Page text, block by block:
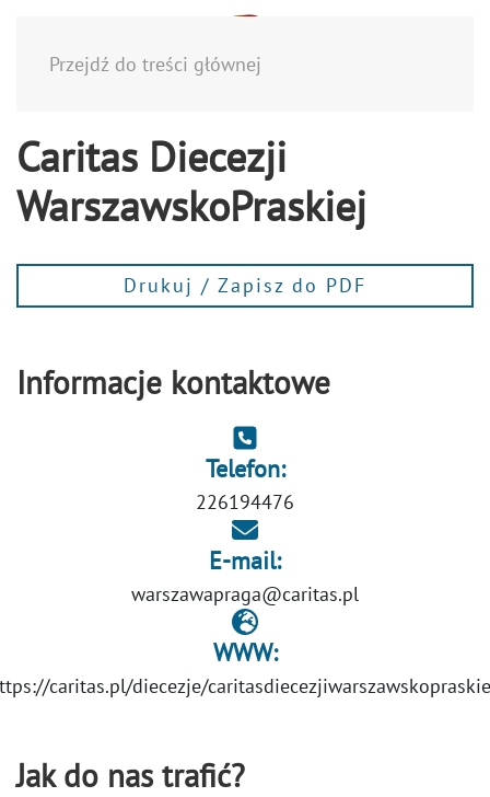
Przejdź do treści głównej
Caritas Diecezji
WarszawskoPraskiej
Drukuj / Zapisz do PDF
Informacje kontaktowe
Telefon:
226194476
E-mail:
warszawapraga@caritas.pl
WWW:
caritas.pl/diecezje/
Jak do nas trafić?